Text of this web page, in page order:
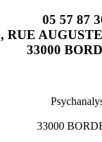
05 57 87
RUE
33000
33000